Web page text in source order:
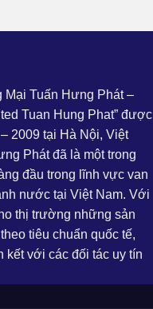
Tuấn Hưng Phát –
Tuan Hung Phat” được
2009 tại Hà Nội, Việt
Phát đã là một trong
đầu trong lĩnh vực van
nước tại Việt Nam. Với
thị trường những sản
tiêu chuẩn quốc tế,
kết với các đối tác uy tín